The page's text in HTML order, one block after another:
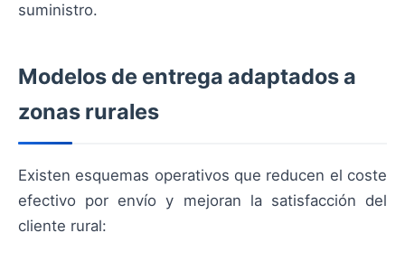
suministro.
Modelos de entrega adaptados a
zonas rurales
Existen esquemas operativos que reducen el coste
efectivo por envío y mejoran la satisfacción del
cliente rural: